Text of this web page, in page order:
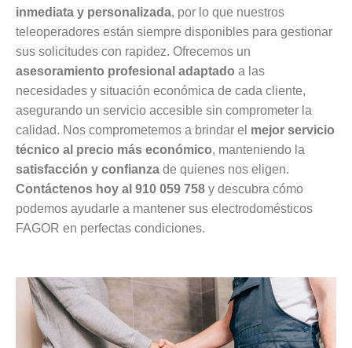
inmediata y personalizada, por lo que nuestros
teleoperadores están siempre disponibles para gestionar
sus solicitudes con rapidez. Ofrecemos un
asesoramiento profesional adaptado a las
necesidades y situación económica de cada cliente,
asegurando un servicio accesible sin comprometer la
calidad. Nos comprometemos a brindar el mejor servicio
técnico al precio más económico, manteniendo la
satisfacción y confianza de quienes nos eligen.
Contáctenos hoy al 910 059 758 y descubra cómo
podemos ayudarle a mantener sus electrodomésticos
FAGOR en perfectas condiciones.